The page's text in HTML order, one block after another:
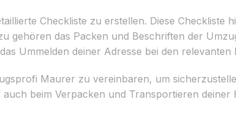
Checkliste zu erstellen. Diese Checkliste
gehören das Packen und Beschriften der
Ummelden deiner Adresse bei den relevanten
Maurer zu vereinbaren, um
beim Verpacken und Transportieren deiner